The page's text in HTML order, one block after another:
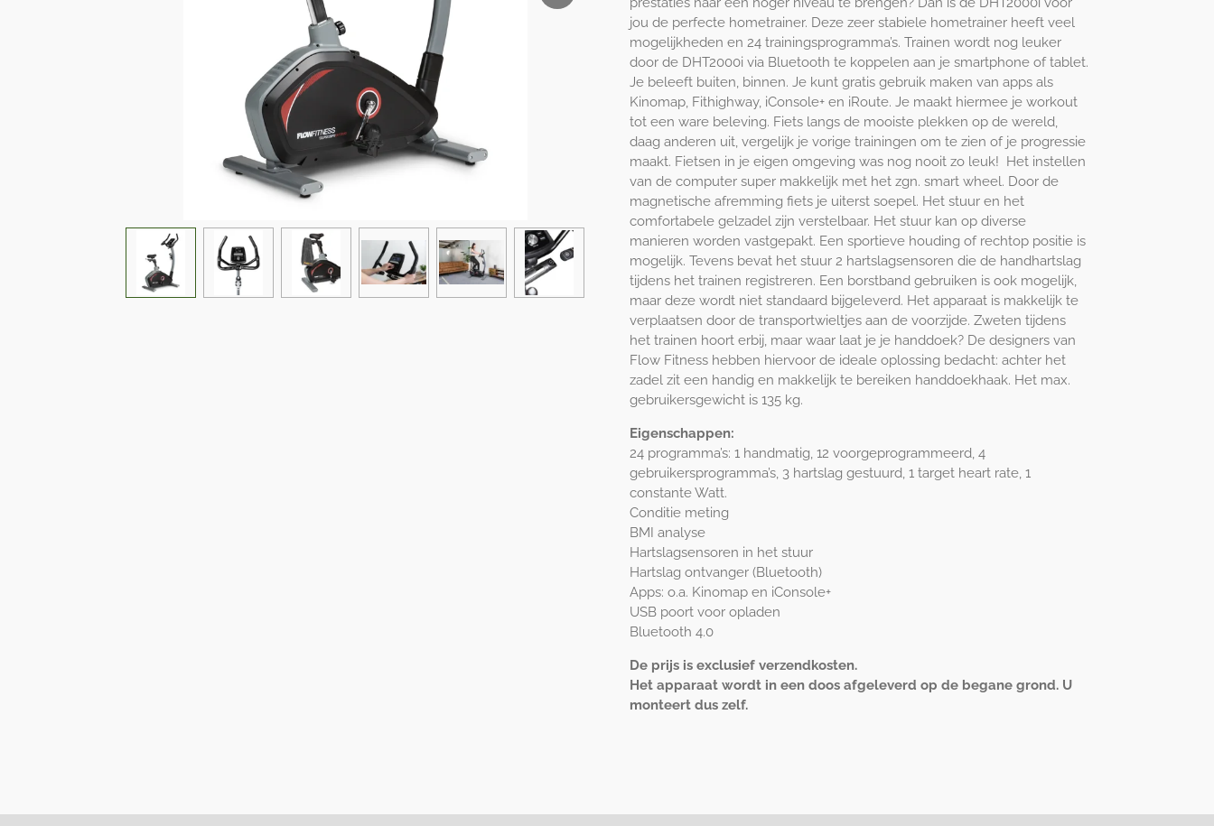
jou de perfecte hometrainer. Deze zeer stabiele hometrainer heeft veel
mogelijkheden en 24 trainingsprogramma’s. Trainen wordt nog leuker
door de DHT2000i via Bluetooth te koppelen aan je smartphone of tablet.
Je beleeft buiten, binnen. Je kunt gratis gebruik maken van apps als
Kinomap, Fithighway, iConsole+ en iRoute. Je maakt hiermee je workout
tot een ware beleving. Fiets langs de mooiste plekken op de wereld,
daag anderen uit, vergelijk je vorige trainingen om te zien of je progressie
maakt. Fietsen in je eigen omgeving was nog nooit zo leuk! Het instellen
van de computer super makkelijk met het zgn. smart wheel. Door de
magnetische afremming fiets je uiterst soepel. Het stuur en het
comfortabele gelzadel zijn verstelbaar. Het stuur kan op diverse
manieren worden vastgepakt. Een sportieve houding of rechtop positie is
mogelijk. Tevens bevat het stuur 2 hartslagsensoren die de handhartslag
tijdens het trainen registreren. Een borstband gebruiken is ook mogelijk,
maar deze wordt niet standaard bijgeleverd. Het apparaat is makkelijk te
verplaatsen door de transportwieltjes aan de voorzijde. Zweten tijdens
het trainen hoort erbij, maar waar laat je je handdoek? De designers van
Flow Fitness hebben hiervoor de ideale oplossing bedacht: achter het
zadel zit een handig en makkelijk te bereiken handdoekhaak. Het max.
gebruikersgewicht is 135 kg.
Eigenschappen:
24 programma’s: 1 handmatig, 12 voorgeprogrammeerd, 4
gebruikersprogramma’s, 3 hartslag gestuurd, 1 target heart rate, 1
constante Watt.
Conditie meting
BMI analyse
Hartslagsensoren in het stuur
Hartslag ontvanger (Bluetooth)
Apps: o.a. Kinomap en iConsole+
USB poort voor opladen
Bluetooth 4.0
De prijs is exclusief verzendkosten.
Het apparaat wordt in een doos afgeleverd op de begane grond. U
monteert dus zelf.